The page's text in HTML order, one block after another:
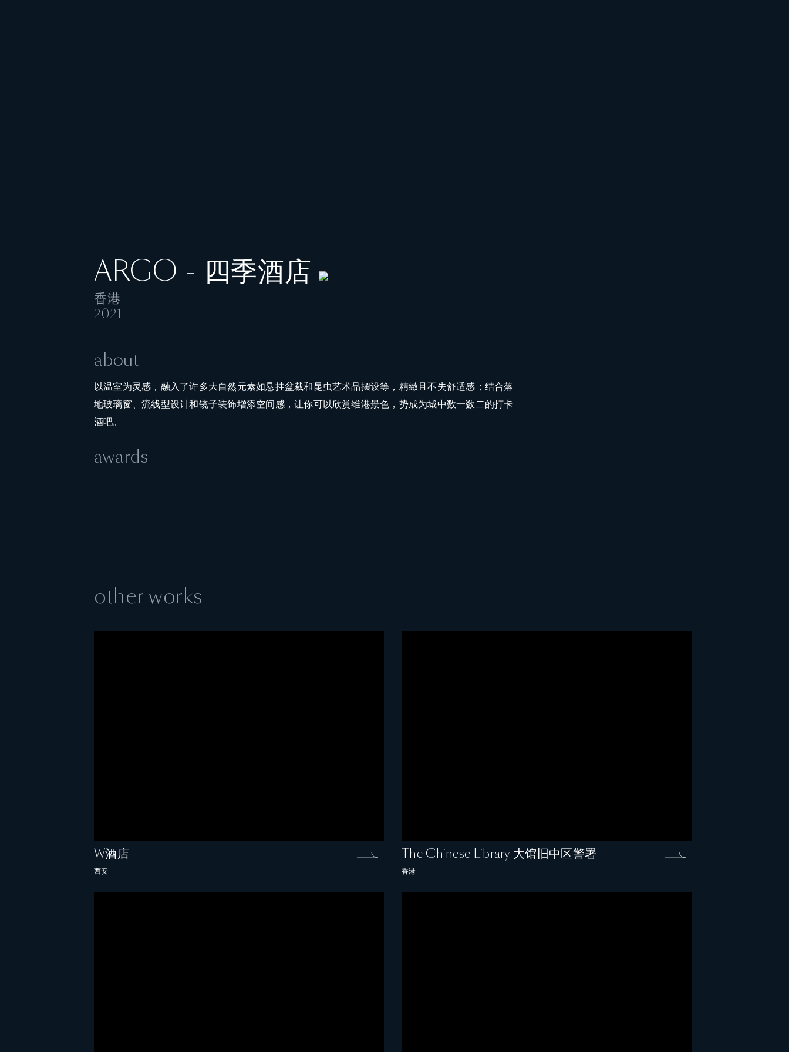
ARGO - 四季酒店
香港
2021
about
以温室为灵感，融入了许多大自然元素如悬挂盆裁和昆虫艺术品摆设等，精緻且不失舒适感；结合落
地玻璃窗、流线型设计和镜子装饰增添空间感，让你可以欣赏维港景色，势成为城中数一数二的打卡
酒吧。
awards
other works
W酒店
西安
The Chinese Library 大馆旧中区警署
香港